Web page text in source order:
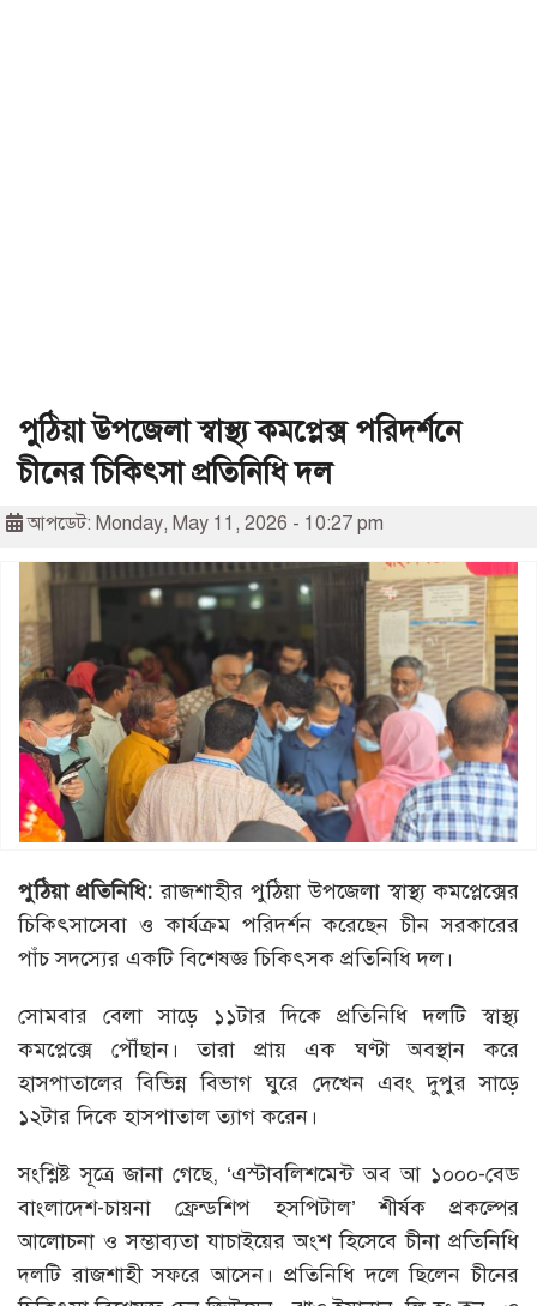
পুঠিয়া উপজেলা স্বাস্থ্য কমপ্লেক্স পরিদর্শনে
চীনের চিকিৎসা প্রতিনিধি দল
আপডেট: Monday, May 11, 2026 - 10:27 pm
পুঠিয়া প্রতিনিধি: রাজশাহীর পুঠিয়া উপজেলা স্বাস্থ্য কমপ্লেক্সের
চিকিৎসাসেবা ও কার্যক্রম পরিদর্শন করেছেন চীন সরকারের
পাঁচ সদস্যের একটি বিশেষজ্ঞ চিকিৎসক প্রতিনিধি দল।
সোমবার বেলা সাড়ে ১১টার দিকে প্রতিনিধি দলটি স্বাস্থ্য
কমপ্লেক্সে পৌঁছান। তারা প্রায় এক ঘণ্টা অবস্থান করে
হাসপাতালের বিভিন্ন বিভাগ ঘুরে দেখেন এবং দুপুর সাড়ে
১২টার দিকে হাসপাতাল ত্যাগ করেন।
সংশ্লিষ্ট সূত্রে জানা গেছে, ‘এস্টাবলিশমেন্ট অব আ ১০০০-বেড
বাংলাদেশ-চায়না ফ্রেন্ডশিপ হসপিটাল’ শীর্ষক প্রকল্পের
আলোচনা ও সম্ভাব্যতা যাচাইয়ের অংশ হিসেবে চীনা প্রতিনিধি
দলটি রাজশাহী সফরে আসেন। প্রতিনিধি দলে ছিলেন চীনের